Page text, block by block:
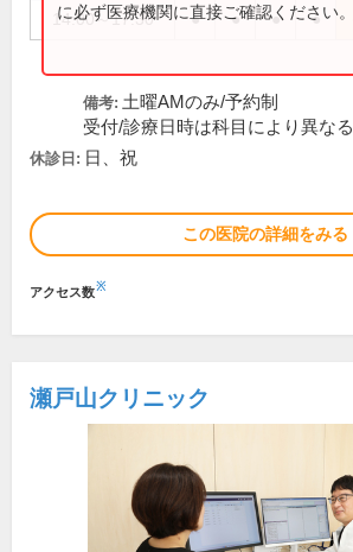
14:00～17:30 ● ● ● ●
に必ず医療機関に直接ご確認ください。
備考: 土曜AMのみ/予約制
受付/診療日時は科目により異なる
休診日: 日、祝
この医院の詳細をみる
アクセス数※
瀬戸山クリニック